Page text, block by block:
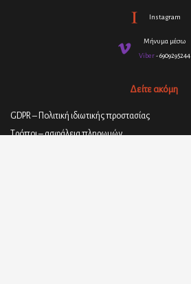
Instagram
Μήνυμα μέσω
Viber- 6909295244
Δείτε ακόμη
GDPR – Πολιτική ιδιωτικής προστασίας
Τρόποι – ασφάλεια πληρωμών